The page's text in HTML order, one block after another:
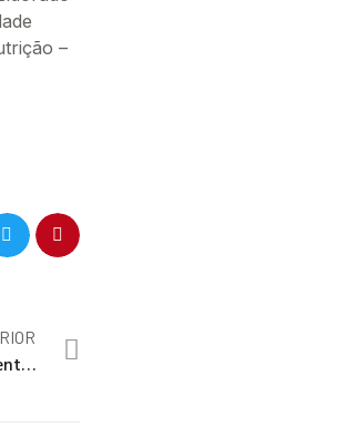
–
Raphinha promete gol contra a Argentina e dispara: “Porrada neles!”